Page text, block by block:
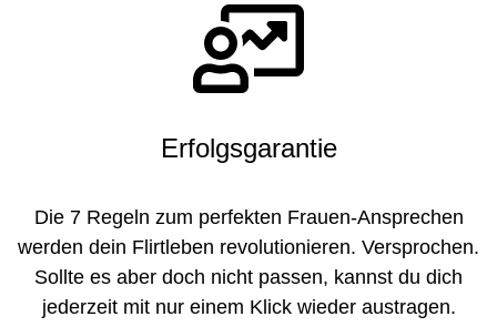
Erfolgsgarantie
Die 7 Regeln zum perfekten Frauen-Ansprechen
werden dein Flirtleben revolutionieren. Versprochen.
Sollte es aber doch nicht passen, kannst du dich
jederzeit mit nur einem Klick wieder austragen.